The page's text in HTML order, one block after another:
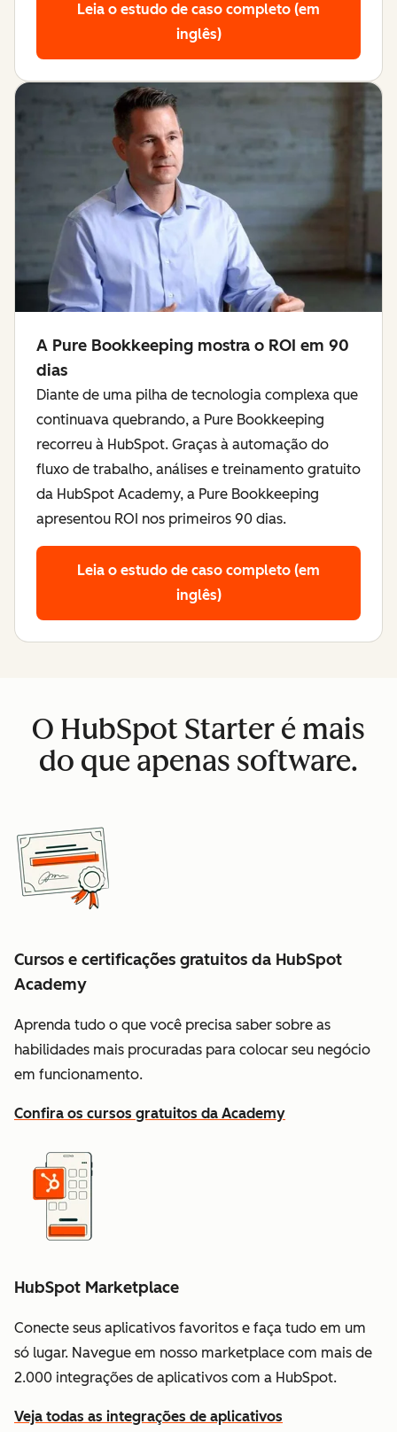
Leia o estudo de caso completo (em
inglês)
A Pure Bookkeeping mostra o ROI em 90
dias
Diante de uma pilha de tecnologia complexa que
continuava quebrando, a Pure Bookkeeping
recorreu à HubSpot. Graças à automação do
fluxo de trabalho, análises e treinamento gratuito
da HubSpot Academy, a Pure Bookkeeping
apresentou ROI nos primeiros 90 dias.
Leia o estudo de caso completo (em
inglês)
O HubSpot Starter é mais
do que apenas software.
Cursos e certificações gratuitos da HubSpot
Academy
Aprenda tudo o que você precisa saber sobre as
habilidades mais procuradas para colocar seu negócio
em funcionamento.
Confira os cursos gratuitos da Academy
HubSpot Marketplace
Conecte seus aplicativos favoritos e faça tudo em um
só lugar. Navegue em nosso marketplace com mais de
2.000 integrações de aplicativos com a HubSpot.
Veja todas as integrações de aplicativos